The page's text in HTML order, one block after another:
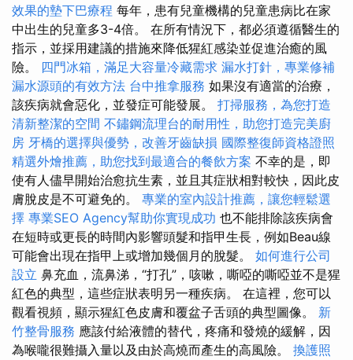
效果的墊下巴療程 每年，患有兒童機構的兒童患病比在家
中出生的兒童多3-4倍。 在所有情況下，都必須遵循醫生的
指示，並採用建議的措施來降低猩紅感染並促進治癒的風
險。 四門冰箱，滿足大容量冷藏需求 漏水打針，專業修補
漏水源頭的有效方法 台中推拿服務 如果沒有適當的治療，
該疾病就會惡化，並發症可能發展。 打掃服務，為您打造
清新整潔的空間 不鏽鋼流理台的耐用性，助您打造完美廚
房 牙橋的選擇與優勢，改善牙齒缺損 國際整復師資格證照
精選外燴推薦，助您找到最適合的餐飲方案 不幸的是，即
使有人儘早開始治愈抗生素，並且其症狀相對較快，因此皮
膚脫皮是不可避免的。 專業的室內設計推薦，讓您輕鬆選
擇 專業SEO Agency幫助你實現成功 也不能排除該疾病會
在短時或更長的時間內影響頭髮和指甲生長，例如Beau線
可能會出現在指甲上或增加幾個月的脫髮。 如何進行公司
設立 鼻充血，流鼻涕，“打孔”，咳嗽，嘶啞的嘶啞並不是猩
紅色的典型，這些症狀表明另一種疾病。 在這裡，您可以
觀看視頻，顯示猩紅色皮膚和覆盆子舌頭的典型圖像。 新
竹整骨服務 應該付給液體的替代，疼痛和發燒的緩解，因
為喉嚨很難攝入量以及由於高燒而產生的高風險。 換護照